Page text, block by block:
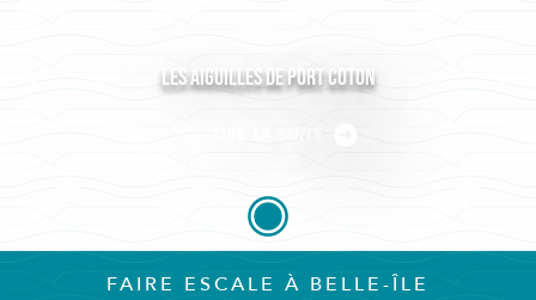
Les Aiguilles de Port Coton
FAIRE ESCALE À BELLE-ÎLE